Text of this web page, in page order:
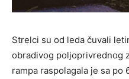
Strelci su od leda čuvali
obradivog poljoprivrednog
rampa raspolagala je sa po